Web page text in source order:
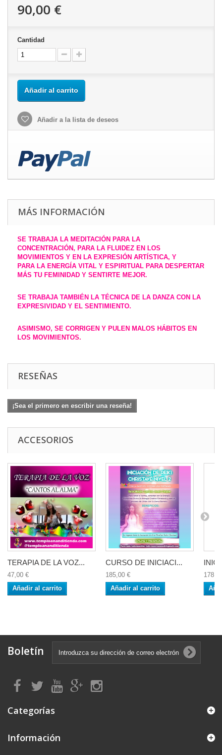
90,00 €
Cantidad
Añadir al carrito
Añadir a la lista de deseos
MÁS INFORMACIÓN
SE TRABAJA LA MEDITACIÓN PARA LA
CONCENTRACIÓN, PARA LA FLUIDEZ EN LOS
MOVIMIENTOS Y EN LA EXPRESIÓN ARTÍSTICA, Y
PARA LA ENERGÍA VITAL Y ESPIRITUAL PARA DESPERTAR
MÁS TU FEMINIDAD Y SENTIRTE MEJOR.
SE TRABAJA TAMBIÉN LA TÉCNICA DE LA DANZA CON LA
EXPRESIVIDAD Y EL SENTIMIENTO.
ASIMISMO, SE CORRIGEN Y PULEN MALOS HÁBITOS EN
LOS MOVIMIENTOS.
RESEÑAS
¡Sea el primero en escribir una reseña!
ACCESORIOS
TERAPIA DE LA VOZ...
47,00 €
Añadir al carrito
CURSO DE INICIACI...
185,00 €
Añadir al carrito
Boletín
Categorías
Información